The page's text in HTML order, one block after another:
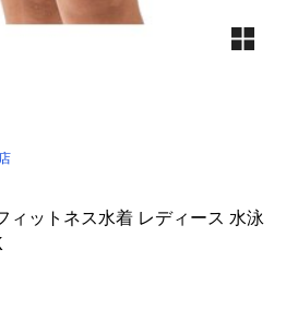
ィットネス水着 レディース 水泳